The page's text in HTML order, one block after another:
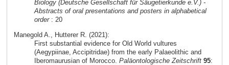
Biology (Deutsche Gesellschaft für Säugetierkunde e.V.) -
Abstracts of oral presentations and posters in alphabetical
order: 20
Manegold A., Hutterer R. (2021):
First substantial evidence for Old World vultures
(Aegypiinae, Accipitridae) from the early Palaeolithic and
Iberomaurusian of Morocco. Paläontologische Zeitschrift 95: